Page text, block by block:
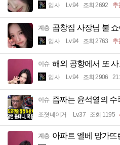
입사 Lv.94 조회 2692 추
계층 곱창집 사장님 불
입사 Lv.94 조회 2763 추
이슈 해외 공항에서 또
입사 Lv.94 조회 2906
이슈 즙짜는 윤석열의 수
조졋네이거 Lv.37 조회 1195
계층 아파트 엘베 망가뜨